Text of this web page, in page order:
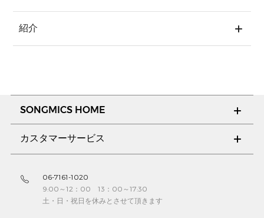
紹介
SONGMICS HOME
カスタマーサービス
06-7161-1020
9:00～12：00 13：00～17:30
土・日・祝日を休みとさせて頂きます